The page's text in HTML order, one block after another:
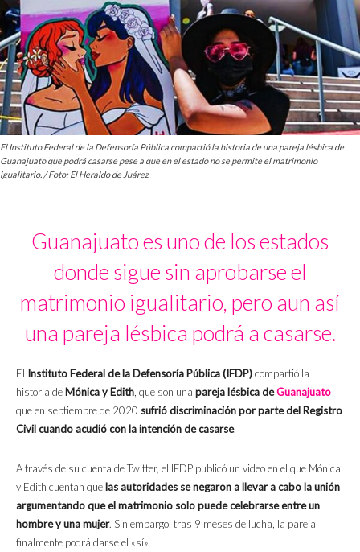
El Instituto Federal de la Defensoría Pública compartió la historia de una pareja lésbica de
Guanajuato que podrá casarse pese a que en el estado no se permite el matrimonio
igualitario. / Foto: El Heraldo de Juárez
Guanajuato es uno de los estados
donde sigue sin aprobarse el
matrimonio igualitario, pero aun así
una pareja lésbica podrá a casarse.
El Instituto Federal de la Defensoría Pública (IFDP)compartió la
historia de Mónica y Edith, que son una pareja lésbica deGuanajuato
que en septiembre de 2020 sufrió discriminación por parte del Registro
Civil cuando acudió con la intención de casarse.
A través de su cuenta de Twitter, el IFDP publicó un video en el que Mónica
y Edith cuentan que las autoridades se negaron a llevar a cabo la unión
argumentando que el matrimonio solo puede celebrarse entre un
hombre y una mujer. Sin embargo, tras 9 meses de lucha, la pareja
finalmente podrá darse el «sí».